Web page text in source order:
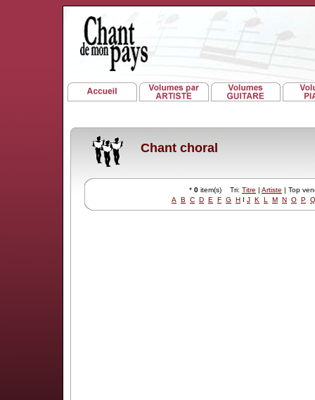
Chant choral
* 0 item(s) Tri: Titre | Artiste | Top
A
B C D E F G H I J K L M N O P Q